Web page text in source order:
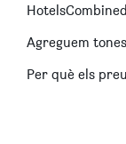
Agreguem
Per què els